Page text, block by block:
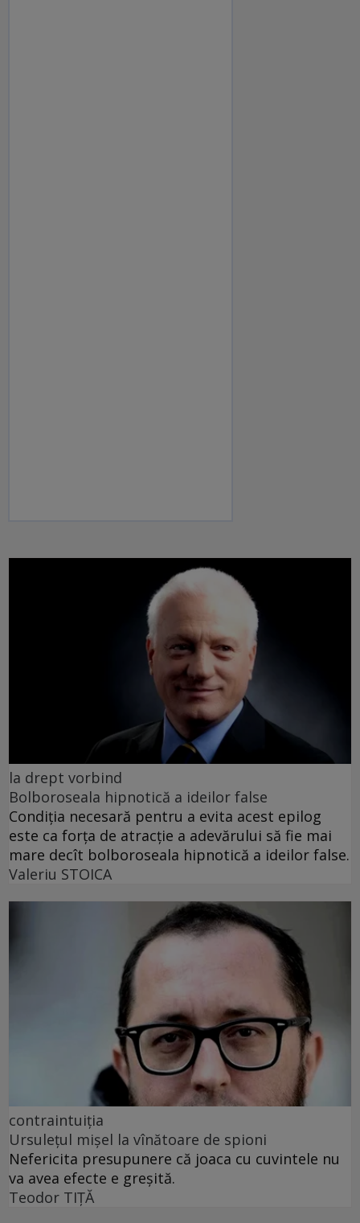
la drept vorbind
Bolboroseala hipnotică a ideilor false
Condiția necesară pentru a evita acest epilog
este ca forța de atracție a adevărului să fie mai
mare decît bolboroseala hipnotică a ideilor false.
Valeriu STOICA
contraintuiția
Ursulețul mișel la vînătoare de spioni
Nefericita presupunere că joaca cu cuvintele nu
va avea efecte e greșită.
Teodor TIŢĂ